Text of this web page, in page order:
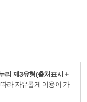
리 제3유형(출처표시 +
라 자유롭게 이용이 가